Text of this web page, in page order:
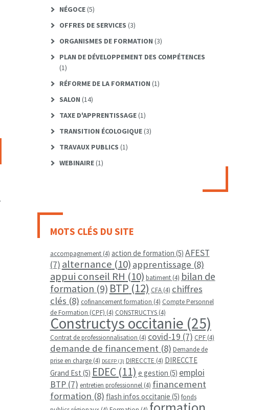
NÉGOCE(5)
OFFRES DE SERVICES (3)
ORGANISMES DE FORMATION (3)
PLAN DE DÉVELOPPEMENT DES COMPÉTENCES
(1)
RÉFORME DE LA FORMATION (1)
SALON (14)
TAXE D'APPRENTISSAGE(1)
TRANSITION ÉCOLOGIQUE(3)
TRAVAUX PUBLICS (1)
WEBINAIRE(1)
MOTS CLÉS DU SITE
accompagnement(4) action de formation (5) AFEST
(7) alternance (10) apprentissage (8)
appui conseil RH (10) batiment(4) bilan de
formation (9) BTP (12) CFA(4) chiffres
clés (8) cofinancement formation (4) Compte Personnel
de Formation (CPF) (4) CONSTRUCTYS(4)
Constructys occitanie (25)
Contrat de professionnalisation (4) covid-19 (7) CPF(4)
demande de financement(8) Demande de
prise en charge(4) DGEFP(3) DIRECCTE (4) DIRECCTE
Grand Est (5) EDEC(11) e gestion (5) emploi
BTP(7) entretien professionnel(4) financement
formation (8) flash infos occitanie (5) fonds